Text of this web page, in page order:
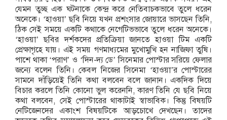
যেমন তুচ্ছ এক ঘটনাকে কেন্দ্র করে নেতিবাচকভাবে তুলে ধরেন
অনেকে। ‘হাওয়া’ ছবি নিয়ে যখন প্রশংসার জোয়ারে ভাসছেন তিনি,
ঠিক সেই সময়ে একটি কথাকে নেগেটিভভাবে তুলে ধরেন অনেকে।
‘হাওয়া’ ছবির দর্শকদের প্রতিক্রিয়া জানতে হাওয়া টিম একটি
প্রেক্ষাগৃহে যায়। এই সময় গণমাধ্যমের মুখোমুখি হন নাজিফা তুষি।
পাশে থাকা ‘পরাণ’ ও ‘দিন-দ্য ডে’ সিনেমার পোস্টার সরিয়ে ফেলার
জন্যে বলেন তিনি। কেবল নিজের সিনেমা ‘হাওয়া’র পোস্টারের
সামনে দাঁড়িয়েই তিনি কথা বলবেন বলে জানান। একদিক দিয়ে
বিচার করলে তিনি কোনো ভুল করেননি, কারণ তিনি যে ছবি নিয়ে
কথা বলবেন, সেই পোস্টারের থাকাটাই স্বাভাবিক। কিন্তু বিষয়টি
নেটিজেনদের একাংশ বিষয়টিকে আড়চোখে দেখছেন। তাদের